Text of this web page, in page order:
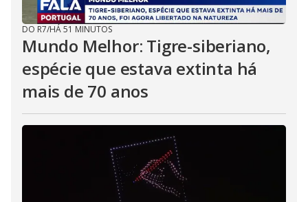
DO R7/HÁ 51 MINUTOS
Mundo Melhor: Tigre-siberiano,
espécie que estava extinta há
mais de 70 anos